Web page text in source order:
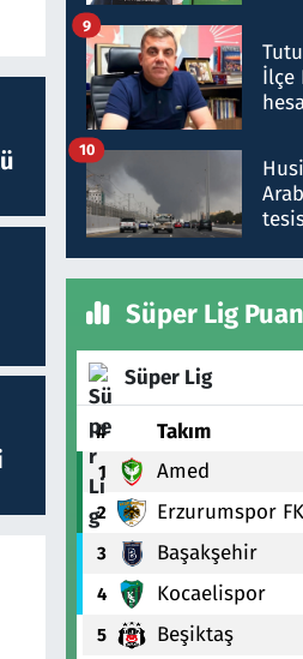
İlçe
9
10
Süper Lig
Süper Lig
# Takım
1 Amed
2 Erzurumspor FK
3 Başakşehir
4 Kocaelispor
5 Beşiktaş